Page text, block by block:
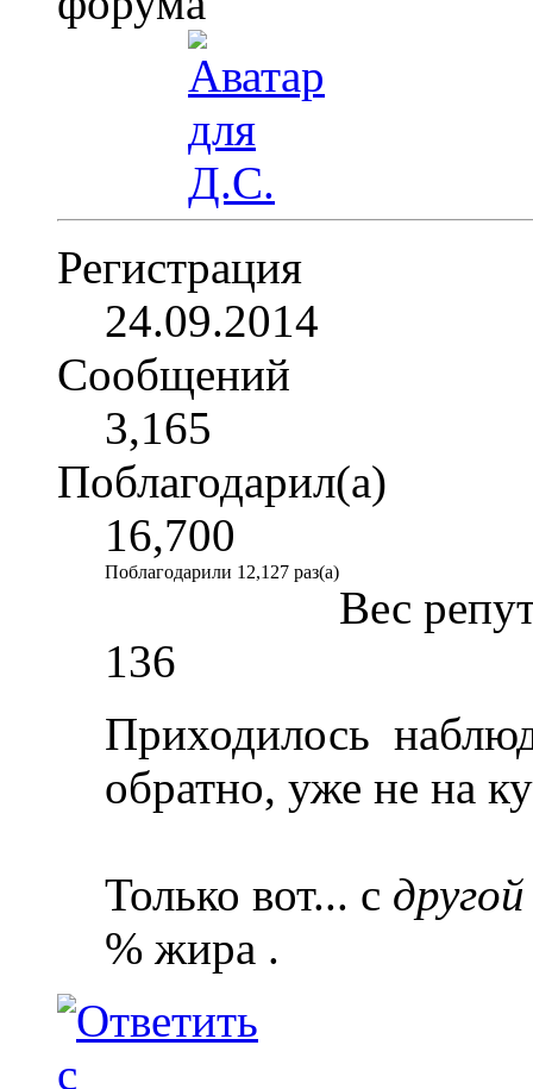
Регистрация
24.09.2014
Сообщений
3,165
Поблагодарил(а)
16,700
Поблагодарили 12,127 раз(а)
Вес
136
Приходилось
обратно, уже не на
Только вот... с
% жира .